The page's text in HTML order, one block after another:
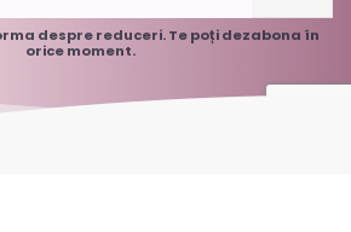
despre reduceri. Te poți dezabona în
orice moment.